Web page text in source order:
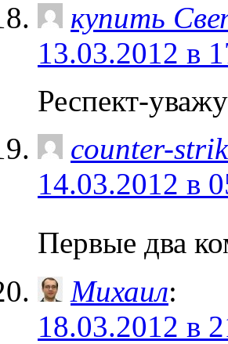
купить
13.03.2012 в
Респект-
counter-
14.03.2012 в
Первые два
Михаил:
18.03.2012 в